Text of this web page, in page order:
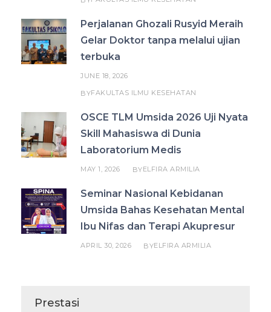
Perjalanan Ghozali Rusyid Meraih
Gelar Doktor tanpa melalui ujian
terbuka
JUNE 18, 2026
BYFAKULTAS ILMU KESEHATAN
OSCE TLM Umsida 2026 Uji Nyata
Skill Mahasiswa di Dunia
Laboratorium Medis
MAY 1, 2026 BYELFIRA ARMILIA
Seminar Nasional Kebidanan
Umsida Bahas Kesehatan Mental
Ibu Nifas dan Terapi Akupresur
APRIL 30, 2026 BYELFIRA ARMILIA
Prestasi